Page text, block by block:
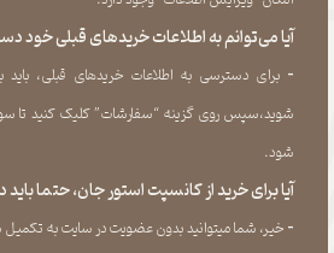
آیا می‌‏توانم به اطلاعات خریدهای قبلی خود
​​​​​​​- برای دسترسی به اطلاعات خریدهای قبلی، باید
شوید،سپس روی گزینه “سفارشات” کلیک کنید تا
‏شود.​​​​​​​
آیا برای خرید از کانسپت استور جان، حتما
​​​​​​​- خیر، شما میتوانید بدون عضویت در سایت به